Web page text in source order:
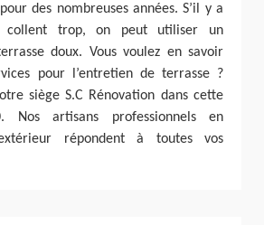
des nombreuses années. S’il y a
collent trop, on peut utiliser un
doux. Vous voulez en savoir
pour l’entretien de terrasse ?
siège S.C Rénovation dans cette
Nos artisans professionnels en
répondent à toutes vos